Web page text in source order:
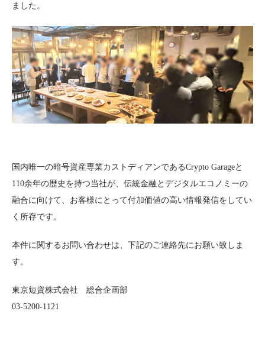
ました。
国内唯一の暗号資産専業カストディアンであるCrypto Garageと
110余年の歴史を持つ当社が、伝統金融とデジタルエコノミーの
融合に向けて、お客様にとって付加価値の高い情報発信をしてい
く所存です。
本件に関するお問い合わせは、下記のご連絡先にお願い致しま
す。
東京短資株式会社 総合企画部
03-5200-1121